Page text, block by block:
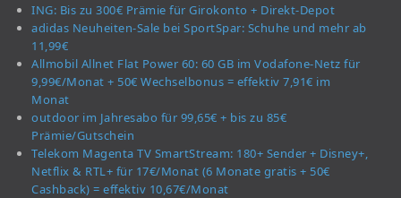
ING: Bis zu 300€ Prämie für Girokonto + Direkt-Depot
adidas Neuheiten-Sale bei SportSpar: Schuhe und mehr ab
11,99€
Allmobil Allnet Flat Power 60: 60 GB im Vodafone-Netz für
9,99€/Monat + 50€ Wechselbonus = effektiv 7,91€ im
Monat
outdoor im Jahresabo für 99,65€ + bis zu 85€
Prämie/Gutschein
Telekom Magenta TV SmartStream: 180+ Sender + Disney+,
Netflix & RTL+ für 17€/Monat (6 Monate gratis + 50€
Cashback) = effektiv 10,67€/Monat